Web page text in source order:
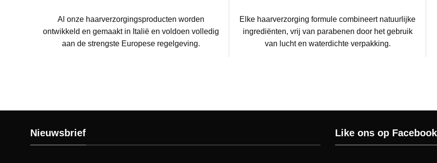
Al onze haarverzorgingsproducten worden
ontwikkeld en gemaakt in Italië en voldoen volledig
aan de strengste Europese regelgeving.
Elke haarverzorging formule combineert natuurlijke
ingrediënten, vrij van parabenen door het gebruik
van lucht en waterdichte verpakking.
Nieuwsbrief Like ons op